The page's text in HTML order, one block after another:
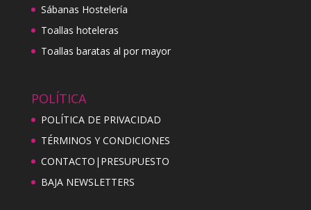
Sábanas Hostelería
Toallas hoteleras
Toallas baratas al por mayor
POLÍTICA
POLÍTICA DE PRIVACIDAD
TÉRMINOS Y CONDICIONES
CONTACTO|PRESUPUESTO
BAJA NEWSLETTERS